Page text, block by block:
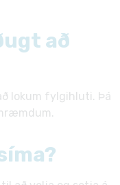
að
lokum fylgihluti. Þá